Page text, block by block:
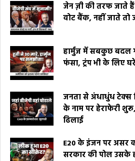
जेन ज़ी की तरफ जाते
वोट बैंक, नहीं जाते
हार्मुज में सबकुछ बदल
फंसा, ट्रंप भी के लिए
जनता से अंधाधुंध टेक्स
के नाम पर हेराफेरी
ढिलाई
E20 के इंजन पर असर
सरकार की पोल उसके